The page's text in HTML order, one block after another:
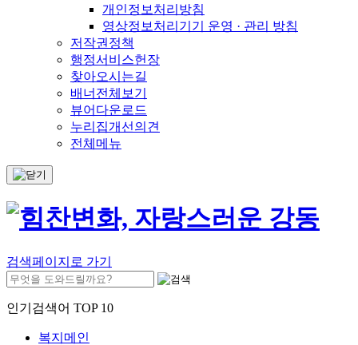
개인정보처리방침
영상정보처리기기 운영 · 관리 방침
저작권정책
행정서비스헌장
찾아오시는길
배너전체보기
뷰어다운로드
누리집개선의견
전체메뉴
검색페이지로 가기
인기검색어 TOP 10
복지메인